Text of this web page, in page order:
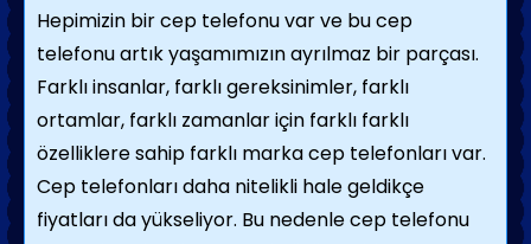
Hepimizin bir cep telefonu var ve bu cep
telefonu artık yaşamımızın ayrılmaz bir parçası.
Farklı insanlar, farklı gereksinimler, farklı
ortamlar, farklı zamanlar için farklı farklı
özelliklere sahip farklı marka cep telefonları var.
Cep telefonları daha nitelikli hale geldikçe
fiyatları da yükseliyor. Bu nedenle cep telefonu